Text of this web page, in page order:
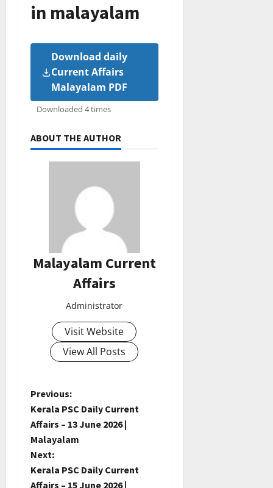
in malayalam
Download daily
Current Affairs
Malayalam PDF
Downloaded 4 times
ABOUT THE AUTHOR
Malayalam Current
Affairs
Administrator
Visit Website
View All Posts
P
o
s
t
Previous:
Kerala PSC Daily Current
Affairs – 13 June 2026 |
Malayalam
Next:
Kerala PSC Daily Current
Affairs – 15 June 2026 |